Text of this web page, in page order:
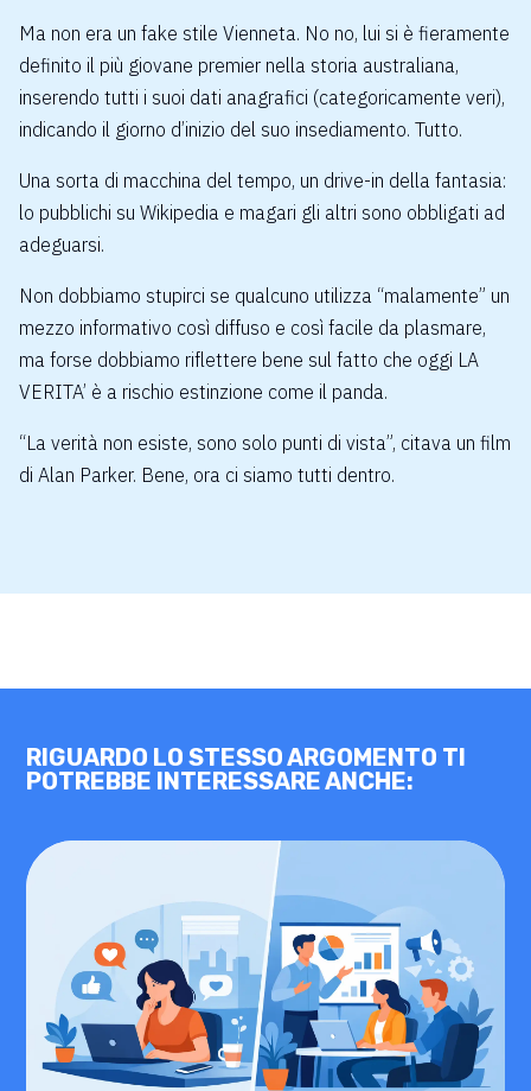
Ma non era un fake stile Vienneta. No no, lui si è fieramente
definito il più giovane premier nella storia australiana,
inserendo tutti i suoi dati anagrafici (categoricamente veri),
indicando il giorno d’inizio del suo insediamento. Tutto.
Una sorta di macchina del tempo, un drive-in della fantasia:
lo pubblichi su Wikipedia e magari gli altri sono obbligati ad
adeguarsi.
Non dobbiamo stupirci se qualcuno utilizza “malamente” un
mezzo informativo così diffuso e così facile da plasmare,
ma forse dobbiamo riflettere bene sul fatto che oggi LA
VERITA’ è a rischio estinzione come il panda.
“La verità non esiste, sono solo punti di vista”, citava un film
di Alan Parker. Bene, ora ci siamo tutti dentro.
RIGUARDO LO STESSO ARGOMENTO TI
POTREBBE INTERESSARE ANCHE: